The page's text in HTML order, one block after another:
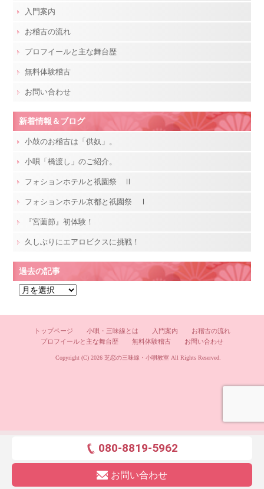
入門案内
お稽古の流れ
プロフイールと主な舞台歴
無料体験稽古
お問い合わせ
新着情報＆ブログ
小鼓のお稽古は「供奴」。
小唄「橋渡し」のご紹介。
フォションホテルと祇園祭 Ⅱ
フォションホテル京都と祇園祭 Ⅰ
『宮薗節』初体験！
久しぶりにエアロビクスに挑戦！
過去の記事
の
トップページ 小唄・三味線とは 入門案内
お稽古の流れ
プロフイールと主な舞台歴
無料体験稽古 お問い合わせ
Copyright (C) 2026 芝恋の三味線・小唄教室All Rights Reserved.
080-8819-5962
お問い合わせ